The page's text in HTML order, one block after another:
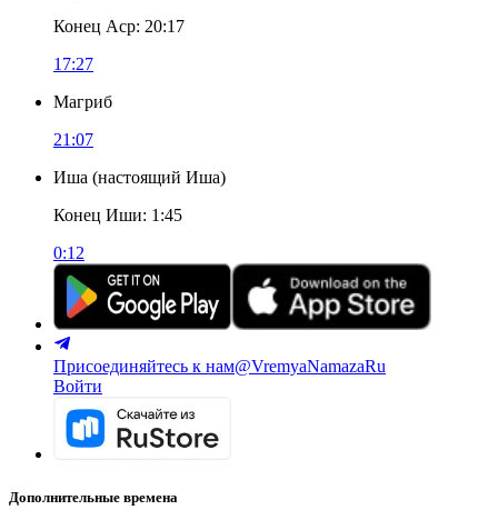
Конец Аср: 20:17
17:27
Магриб
21:07
Иша (настоящий Иша)
Конец Иши: 1:45
0:12
Присоединяйтесь к нам@VremyaNamazaRu
Войти
Дополнительные времена